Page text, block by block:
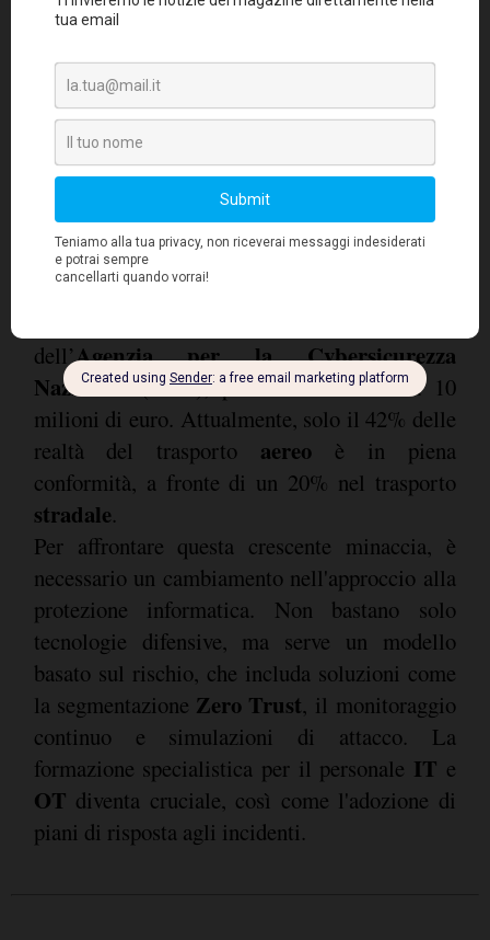
Direttiva europea NIS2
con ilD. Lgs. 138/2024, impone obblighi
stringenti per la cybersecurity nel settore dei
trasporti. Le aziende hanno tempo fino al 28
dell’Agenzia per la Cybersicurezza
Nazionale(ACN), pena sanzioni fino a 10
milioni di euro. Attualmente, solo il 42% delle
realtà del trasporto aereoè in piena
conformità, a fronte di un 20% nel trasporto
stradale.
Per affrontare questa crescente minaccia, è
necessario un cambiamento nell'approccio alla
protezione informatica. Non bastano solo
tecnologie difensive, ma serve un modello
basato sul rischio, che includa soluzioni come
la segmentazione Zero Trust, il monitoraggio
continuo e simulazioni di attacco. La
formazione specialistica per il personale IT e
OT diventa cruciale, così come l'adozione di
piani di risposta agli incidenti.